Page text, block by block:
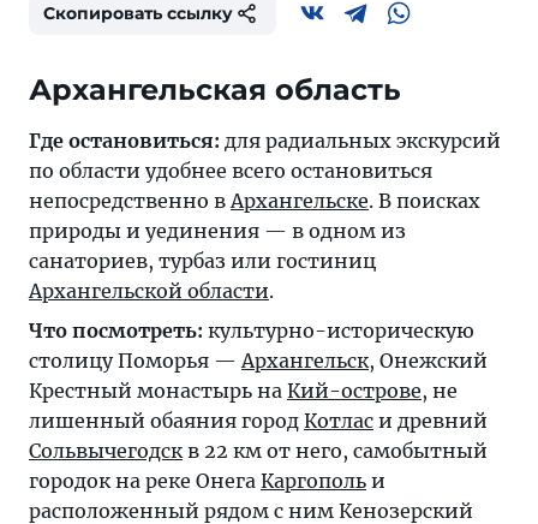
Скопировать ссылку
Архангельская область
Где остановиться: для радиальных экскурсий
по области удобнее всего остановиться
непосредственно в Архангельске. В поисках
природы и уединения — в одном из
санаториев, турбаз или гостиниц
Архангельской области.
Что посмотреть: культурно-историческую
столицу Поморья — Архангельск, Онежский
Крестный монастырь на Кий-острове, не
лишенный обаяния город Котлас и древний
Сольвычегодск в 22 км от него, самобытный
городок на реке Онега Каргополь и
расположенный рядом с ним Кенозерский